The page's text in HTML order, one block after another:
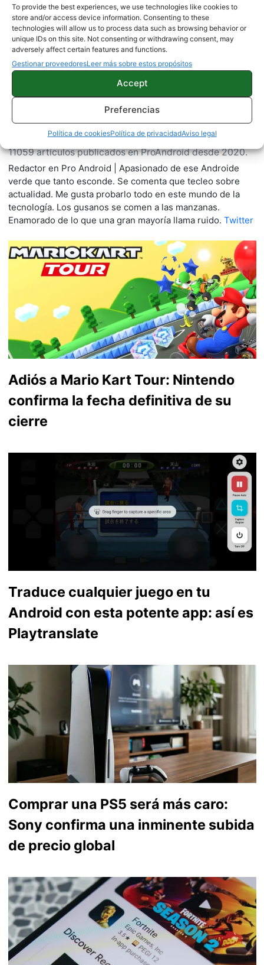
To provide the best experiences, we use technologies like cookies to
store and/or access device information. Consenting to these
technologies will allow us to process data such as browsing behavior or
unique IDs on this site. Not consenting or withdrawing consent, may
adversely affect certain features and functions.
Gestionar proveedoresLeer más sobre estos propósitos
Accept
Preferencias
Política de cookiesPolítica de privacidadAviso legal
Sobre este autor
Quelian Sanz
11059 artículos publicados en ProAndroid desde 2020.
Redactor en Pro Android | Apasionado de ese Androide
verde que tanto esconde. Se comenta que tecleo sobre
actualidad. Me gusta probarlo todo en este mundo de la
tecnología. Los gusanos se comen a las manzanas.
Enamorado de lo que una gran mayoría llama ruido. Twitter
Adiós a Mario Kart Tour: Nintendo
confirma la fecha definitiva de su
cierre
Traduce cualquier juego en tu
Android con esta potente app: así es
Playtranslate
Comprar una PS5 será más caro:
Sony confirma una inminente subida
de precio global